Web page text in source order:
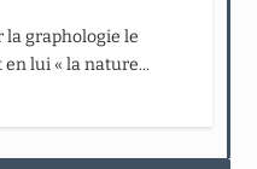
la graphologie le
lui « la nature...